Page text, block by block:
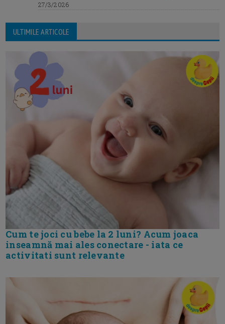
27/3/2026
ULTIMILE ARTICOLE
Cum te joci cu bebe la 2 luni? Acum joaca
inseamnă mai ales conectare - iata ce
activitati sunt relevante